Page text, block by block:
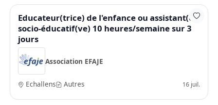
Educateur(trice) de l'enfance ou assistant(e)
socio-éducatif(ve) 10 heures/semaine sur 3
jours
Association EFAJE
Echallens Autres 16 juil.